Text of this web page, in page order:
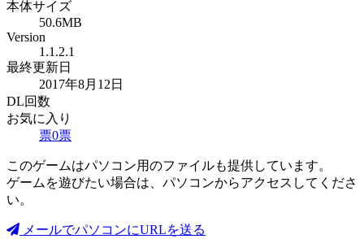
本体サイズ
50.6MB
Version
1.1.2.1
最終更新日
2017年8月12日
DL回数
お気に入り
票0票
このゲームはパソコン用のファイルも提供しています。
ゲームを遊びたい場合は、パソコンからアクセスしてくださ
い。
メールでパソコンにURLを送る